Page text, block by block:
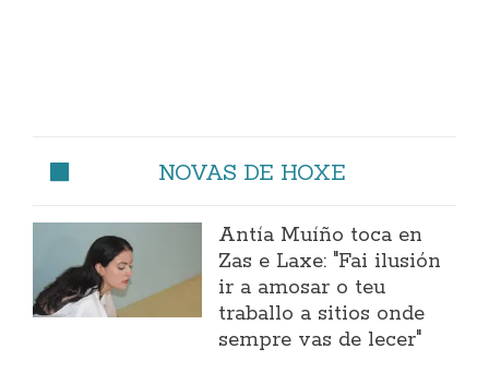
NOVAS DE HOXE
Antía Muíño toca en
Zas e Laxe: "Fai ilusión
ir a amosar o teu
traballo a sitios onde
sempre vas de lecer"